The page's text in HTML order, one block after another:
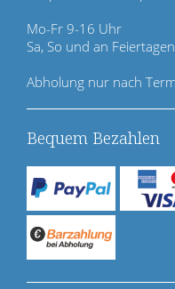
n
g
e
n
Mo-Fr 9-16 Uhr
Sa, So und an
Abholung nur nach
Bequem Bezahlen